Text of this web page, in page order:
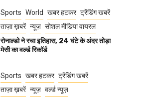
Sports World खबर हटकर ट्रेंडिंग खबरें
ताज़ा ख़बरें न्यूज़ सोशल मीडिया वायरल
रोनाल्डो ने रचा इतिहास, 24 घंटे के अंदर तोड़ा
मेसी का वर्ल्ड रिकॉर्ड
Sports खबर हटकर ट्रेंडिंग खबरें
ताज़ा ख़बरें न्यूज़ वर्ल्ड न्यूज़